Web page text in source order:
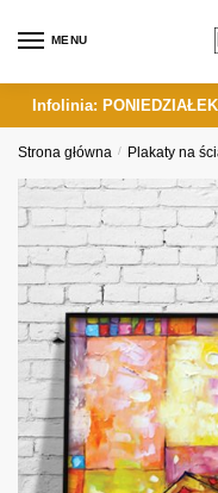
MENU
Infolinia:
Strona główna / Plakaty na